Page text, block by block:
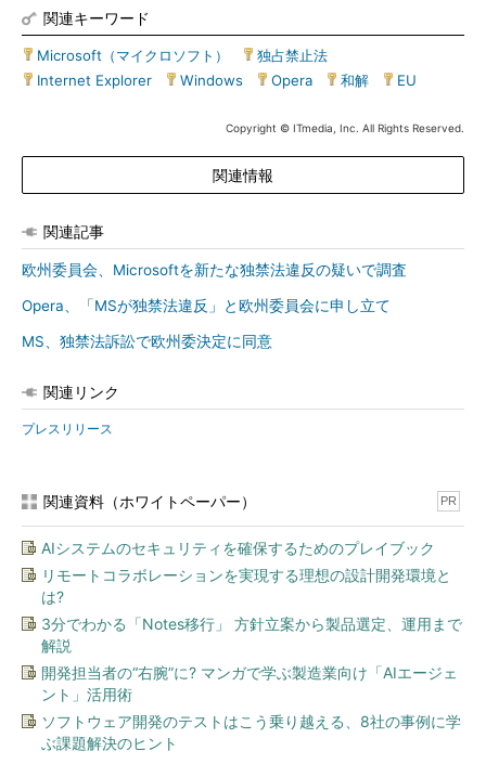
関連キーワード
Microsoft（マイクロソフト） 独占禁止法
Internet Explorer
Windows Opera 和解 EU
Copyright © ITmedia, Inc. All Rights Reserved.
関連情報
関連記事
欧州委員会、Microsoftを新たな独禁法違反の疑いで調査
Opera、「MSが独禁法違反」と欧州委員会に申し立て
MS、独禁法訴訟で欧州委決定に同意
関連リンク
プレスリリース
関連資料（ホワイトペーパー） PR
AIシステムのセキュリティを確保するためのプレイブック
リモートコラボレーションを実現する理想の設計開発環境と
は?
3分でわかる「Notes移行」 方針立案から製品選定、運用まで
解説
開発担当者の“右腕”に? マンガで学ぶ製造業向け「AIエージェ
ント」活用術
ソフトウェア開発のテストはこう乗り越える、8社の事例に学
ぶ課題解決のヒント